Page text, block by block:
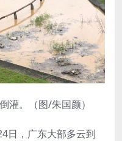
灌。（图/朱国颜）
日，广东大部多云到